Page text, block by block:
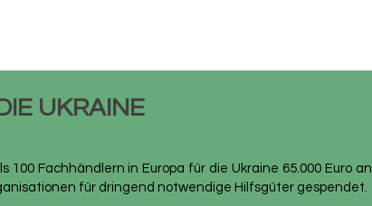
UKRAINE
100 Fachhändlern in Europa für die Ukraine 65.000 Euro an
für dringend notwendige Hilfsgüter gespendet.